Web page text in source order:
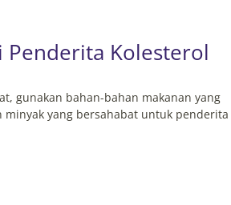
Penderita Kolesterol
gunakan bahan-bahan makanan yang
yang bersahabat untuk penderita